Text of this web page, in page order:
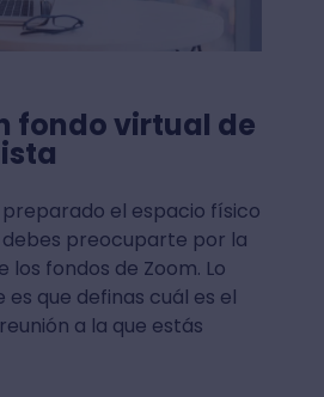
fondo virtual de
el espacio físico
debes preocuparte por la
los fondos de Zoom. Lo
que definas cuál es el
a la que estás